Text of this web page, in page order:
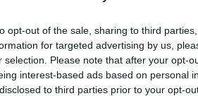
opt-out of the sale, sharing to third
for targeted advertising by us,
selection. Please note that after your opt-
interest-based ads based on personal
to third parties prior to your opt-
további tartalmakért!